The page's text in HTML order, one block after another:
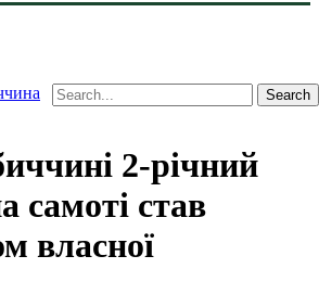
2-річний
самоті став
власної